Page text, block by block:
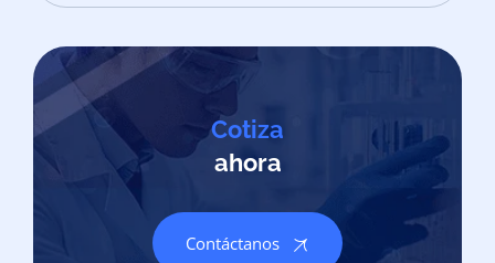
Cotiza
ahora
Contáctanos